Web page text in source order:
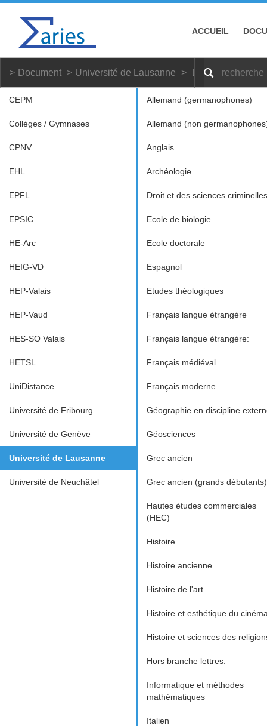
ACCUEIL
Document Université de Lausanne Latin
CEPM
Collèges / Gymnases
CPNV
EHL
EPFL
EPSIC
HE-Arc
HEIG-VD
HEP-Valais
HEP-Vaud
HES-SO Valais
HETSL
UniDistance
Université de Fribourg
Université de Genève
Université de Lausanne
Université de Neuchâtel
Allemand (germanophones)
Allemand (non
Anglais
Archéologie
Droit et des sciences criminelles
Ecole de biologie
Ecole doctorale
Espagnol
Etudes théologiques
Français langue étrangère
Français langue étrangère:
Français médiéval
Français moderne
Géographie en discipline
Géosciences
Grec ancien
Grec ancien (grands débutants)
Hautes études commerciales
(HEC)
Histoire
Histoire ancienne
Histoire de l'art
Histoire et esthétique du
Histoire et sciences des
Hors branche lettres:
Informatique et méthodes
mathématiques
Italien